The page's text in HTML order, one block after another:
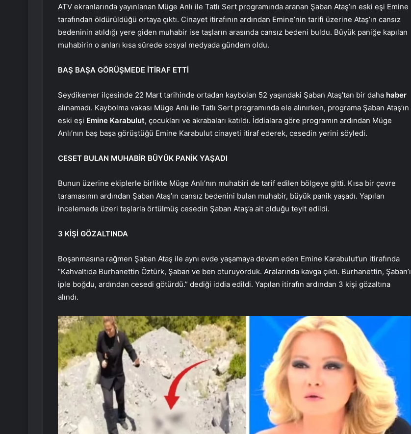
ATV ekranlarında yayınlanan Müge Anlı ile Tatlı Sert programında aranan Şaban Ataş’ın eski eşi Emine
tarafından öldürüldüğü ortaya çıktı. Cinayet itirafının ardından Emine’nin tarifi üzerine Ataş’ın cansız
bedeninin atıldığı yere giden muhabir ise taşların arasında cansız bedeni buldu. Büyük paniğe kapılan
muhabirin o anları kısa sürede sosyal medyada gündem oldu.
BAŞ BAŞA GÖRÜŞMEDE İTİRAF ETTİ
Seydikemer ilçesinde 22 Mart tarihinde ortadan kaybolan 52 yaşındaki Şaban Ataş’tan bir daha haber
alınamadı. Kaybolma vakası Müge Anlı ile Tatlı Sert programında ele alınırken, programa Şaban Ataş’ın
eski eşi Emine Karabulut, çocukları ve akrabaları katıldı. İddialara göre programın ardından Müge
Anlı’nın baş başa görüştüğü Emine Karabulut cinayeti itiraf ederek, cesedin yerini söyledi.
CESET BULAN MUHABİR BÜYÜK PANİK YAŞADI
Bunun üzerine ekiplerle birlikte Müge Anlı’nın muhabiri de tarif edilen bölgeye gitti. Kısa bir çevre
taramasının ardından Şaban Ataş’ın cansız bedenini bulan muhabir, büyük panik yaşadı. Yapılan
incelemede üzeri taşlarla örtülmüş cesedin Şaban Ataş’a ait olduğu teyit edildi.
3 KİŞİ GÖZALTINDA
Boşanmasına rağmen Şaban Ataş ile aynı evde yaşamaya devam eden Emine Karabulut’un itirafında
“Kahvaltıda Burhanettin Öztürk, Şaban ve ben oturuyorduk. Aralarında kavga çıktı. Burhanettin, Şaban’ı
iple boğdu, ardından cesedi götürdü.” dediği iddia edildi. Yapılan itirafın ardından 3 kişi gözaltına
alındı.